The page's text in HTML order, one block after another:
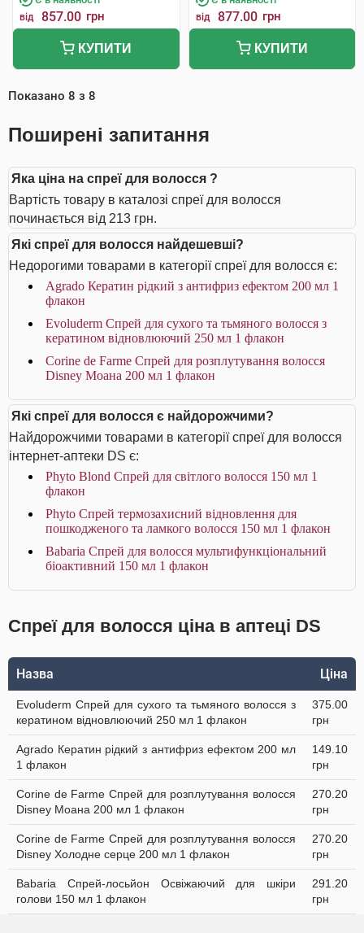
від 857.00 грн
КУПИТИ
від 877.00 грн
КУПИТИ
Показано 8 з 8
Поширені запитання
Яка ціна на спреї для волосся ?
Вартість товару в каталозі спреї для волосся
починається від 213 грн.
Які спреї для волосся найдешевші?
Недорогими товарами в категорії спреї для волосся є:
Agrado Кератин рідкий з антифриз ефектом 200 мл 1
флакон
Evoluderm Спрей для сухого та тьмяного волосся з
кератином відновлюючий 250 мл 1 флакон
Corine de Farme Спрей для розплутування волосся
Disney Моана 200 мл 1 флакон
Які спреї для волосся є найдорожчими?
Найдорожчими товарами в категорії спреї для волосся
інтернет-аптеки DS є:
Phyto Blond Спрей для світлого волосся 150 мл 1
флакон
Phyto Спрей термозахисний відновлення для
пошкодженого та ламкого волосся 150 мл 1 флакон
Babaria Спрей для волосся мультифункціональний
біоактивний 150 мл 1 флакон
Спреї для волосся ціна в аптеці DS
Назва Ціна
Evoluderm Спрей для сухого та тьмяного волосся з
кератином відновлюючий 250 мл 1 флакон
375.00
грн
Agrado Кератин рідкий з антифриз ефектом 200 мл
1 флакон
149.10
грн
Corine de Farme Спрей для розплутування волосся
Disney Моана 200 мл 1 флакон
270.20
грн
Corine de Farme Спрей для розплутування волосся
Disney Холодне серце 200 мл 1 флакон
270.20
грн
Babaria Спрей-лосьйон Освіжаючий для шкіри
голови 150 мл 1 флакон
291.20
грн